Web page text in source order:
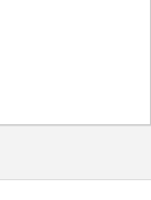
ポリエステ